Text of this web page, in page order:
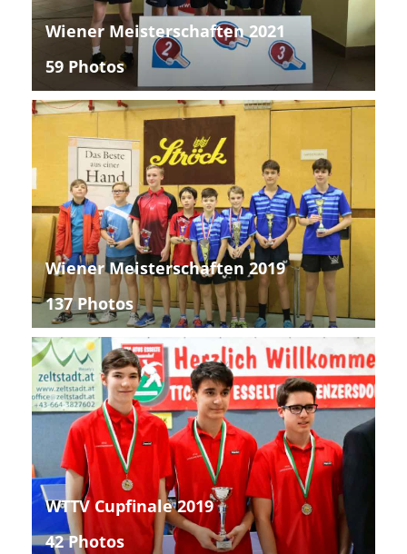
Wiener Meisterschaften 2021
59 Photos
Wiener Meisterschaften 2019
137 Photos
WTTV Cupfinale 2019
42 Photos